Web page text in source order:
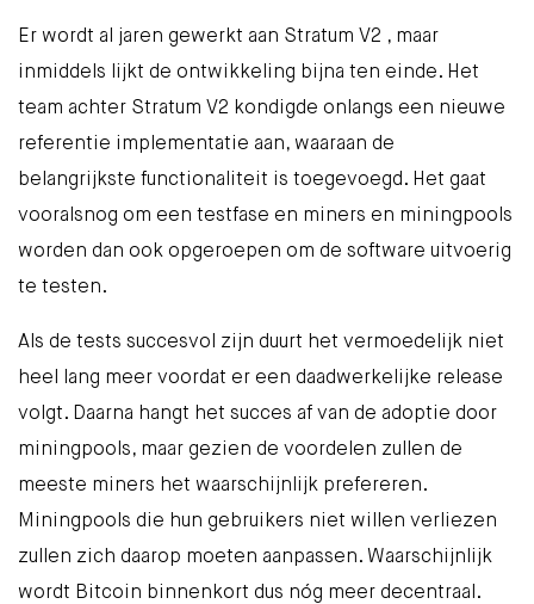
Er wordt al jaren gewerkt aan Stratum V2 , maar
inmiddels lijkt de ontwikkeling bijna ten einde. Het
team achter Stratum V2 kondigde onlangs een nieuwe
referentie implementatie aan, waaraan de
belangrijkste functionaliteit is toegevoegd. Het gaat
vooralsnog om een testfase en miners en miningpools
worden dan ook opgeroepen om de software uitvoerig
te testen.
Als de tests succesvol zijn duurt het vermoedelijk niet
heel lang meer voordat er een daadwerkelijke release
volgt. Daarna hangt het succes af van de adoptie door
miningpools, maar gezien de voordelen zullen de
meeste miners het waarschijnlijk prefereren.
Miningpools die hun gebruikers niet willen verliezen
zullen zich daarop moeten aanpassen. Waarschijnlijk
wordt Bitcoin binnenkort dus nóg meer decentraal.